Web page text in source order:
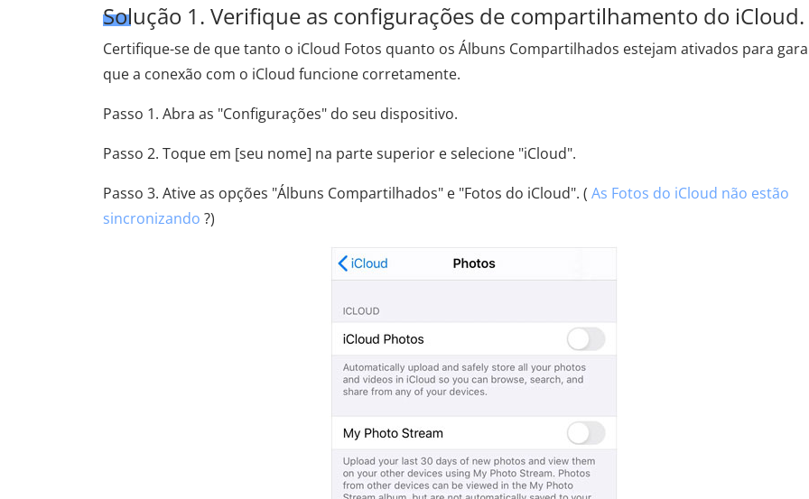
Solução 1. Verifique as configurações de compartilhamento do iCloud.
Certifique-se de que tanto o iCloud Fotos quanto os Álbuns Compartilhados estejam ativados para
que a conexão com o iCloud funcione corretamente.
Passo 1. Abra as "Configurações" do seu dispositivo.
Passo 2. Toque em [seu nome] na parte superior e selecione "iCloud".
Passo 3. Ative as opções "Álbuns Compartilhados" e "Fotos do iCloud". ( As Fotos do iCloud não estão
sincronizando ?)